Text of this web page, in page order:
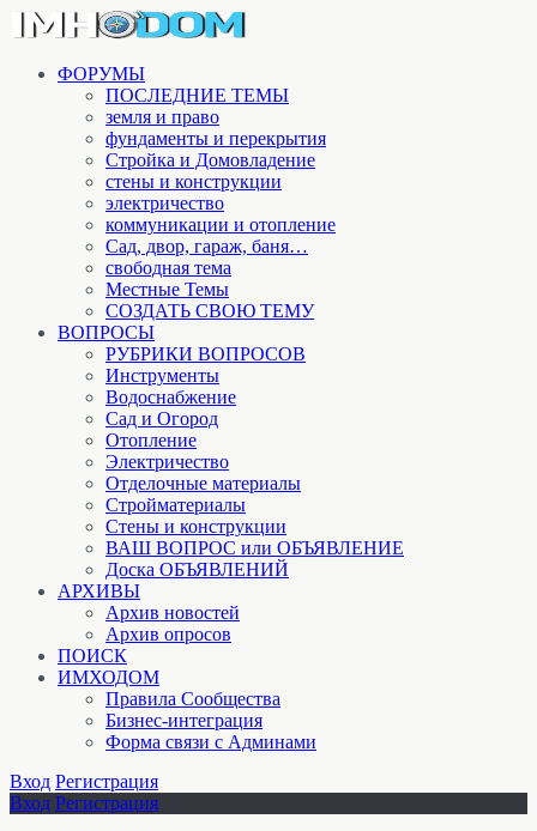
ФОРУМЫ
ПОСЛЕДНИЕ ТЕМЫ
земля и право
фундаменты и перекрытия
Стройка и Домовладение
стены и конструкции
электричество
коммуникации и отопление
Cад, двор, гараж, баня…
свободная тема
Местные Темы
СОЗДАТЬ СВОЮ ТЕМУ
ВОПРОСЫ
РУБРИКИ ВОПРОСОВ
Инструменты
Водоснабжение
Сад и Огород
Отопление
Электричество
Отделочные материалы
Стройматериалы
Стены и конструкции
ВАШ ВОПРОС или ОБЪЯВЛЕНИЕ
Доска ОБЪЯВЛЕНИЙ
АРХИВЫ
Архив новостей
Архив опросов
ПОИСК
ИМХОДОМ
Правила Сообщества
Бизнес-интеграция
Форма связи с Админами
Вход Регистрация
Вход Регистрация